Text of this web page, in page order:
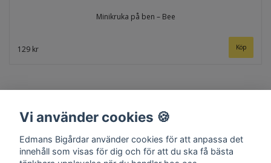
Minikruka på ben – Bee
129 kr
Vi använder cookies 🍪
Edmans Bigårdar använder cookies för att anpassa det
innehåll som visas för dig och för att du ska få bästa